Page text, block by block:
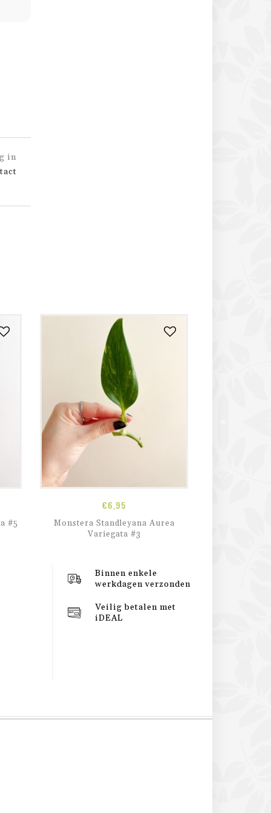
in
#5
€6,95
Monstera Standleyana Aurea
Variegata #3
Binnen enkele
werkdagen verzonden
Veilig betalen met
iDEAL